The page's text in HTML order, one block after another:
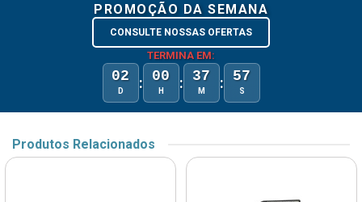
PROMOÇÃO DA SEMANA
CONSULTE NOSSAS OFERTAS
TERMINA EM:
02
D : 00
H : 37
M : 57
S
Produtos Relacionados